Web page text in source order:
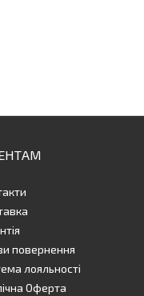
повернення
лояльності
Оферта